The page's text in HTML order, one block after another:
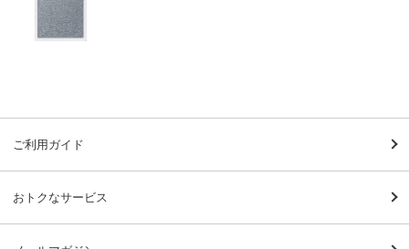
ご利用ガイド
おトクなサービス